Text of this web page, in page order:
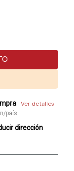
Ver detalles
país
dirección